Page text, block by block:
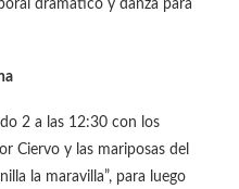
dramático y danza para
2 a las 12:30 con los
Ciervo y las mariposas del
la maravilla”, para luego